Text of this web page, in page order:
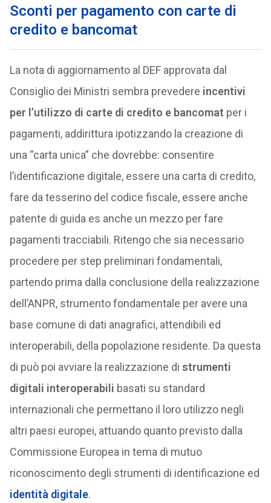
Sconti per pagamento con carte di
credito e bancomat
La nota di aggiornamento al DEF approvata dal
Consiglio dei Ministri sembra prevedere incentivi
per l’utilizzo di carte di credito e bancomat per i
pagamenti, addirittura ipotizzando la creazione di
una “carta unica” che dovrebbe: consentire
l’identificazione digitale, essere una carta di credito,
fare da tesserino del codice fiscale, essere anche
patente di guida es anche un mezzo per fare
pagamenti tracciabili. Ritengo che sia necessario
procedere per step preliminari fondamentali,
partendo prima dalla conclusione della realizzazione
dell’ANPR, strumento fondamentale per avere una
base comune di dati anagrafici, attendibili ed
interoperabili, della popolazione residente. Da questa
di può poi avviare la realizzazione di strumenti
digitali interoperabili basati su standard
internazionali che permettano il loro utilizzo negli
altri paesi europei, attuando quanto previsto dalla
Commissione Europea in tema di mutuo
riconoscimento degli strumenti di identificazione ed
identità digitale.